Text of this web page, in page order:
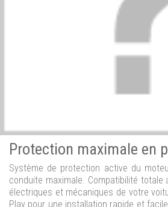
Protection maximale en
Système de protection active du
conduite maximale. Compatibilité
électriques et mécaniques de votre
Play pour une installation rapide et